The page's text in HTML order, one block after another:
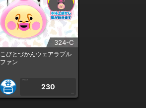
324-C
こびとづかんウェアラブル
ファン
1PLAY
230
CP